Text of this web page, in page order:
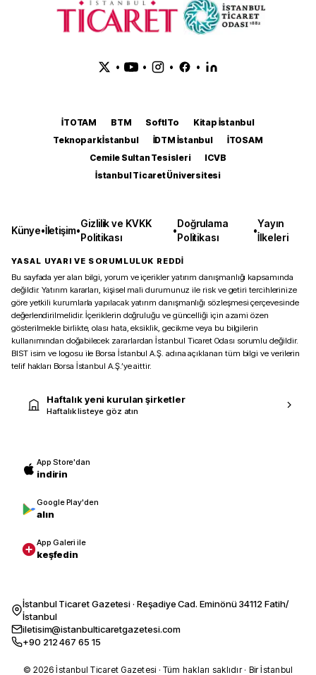
• • • •
İTOTAM BTM SoftITo
Kitap İstanbul
Teknopark İstanbul
İDTM İstanbul
İTOSAM
Cemile Sultan Tesisleri
ICVB
İstanbul Ticaret Üniversitesi
Künye•İletişim•
Gizlilik ve KVKK
Politikası
•
Doğrulama
Politikası
•
Yayın
İlkeleri
YASAL UYARI VE SORUMLULUK REDDİ
Bu sayfada yer alan bilgi, yorum ve içerikler yatırım danışmanlığı kapsamında
değildir. Yatırım kararları, kişisel mali durumunuz ile risk ve getiri tercihlerinize
göre yetkili kurumlarla yapılacak yatırım danışmanlığı sözleşmesi çerçevesinde
değerlendirilmelidir. İçeriklerin doğruluğu ve güncelliği için azami özen
gösterilmekle birlikte, olası hata, eksiklik, gecikme veya bu bilgilerin
kullanımından doğabilecek zararlardan İstanbul Ticaret Odası sorumlu değildir.
BIST isim ve logosu ile Borsa İstanbul A.Ş. adına açıklanan tüm bilgi ve verilerin
telif hakları Borsa İstanbul A.Ş.’ye aittir.
Haftalık yeni kurulan şirketler
Haftalık listeye göz atın
App Store'dan
indirin
Google Play'den
alın
App Galeri ile
keşfedin
İstanbul Ticaret Gazetesi · Reşadiye Cad. Eminönü 34112 Fatih/
İstanbul
iletisim@istanbulticaretgazetesi.com
+90 212 467 65 15
© 2026 İstanbul Ticaret Gazetesi · Tüm hakları saklıdır · Bir İstanbul